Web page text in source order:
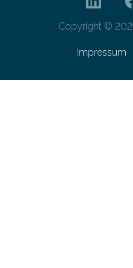
Copyright ©
Impressum